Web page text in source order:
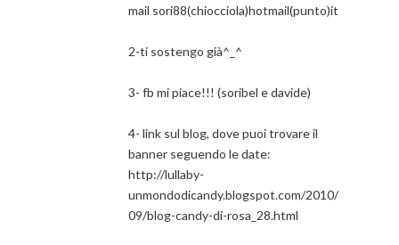
mail sori88(chiocciola)hotmail(punto)it
2-ti sostengo già^_^
3- fb mi piace!!! (soribel e davide)
4- link sul blog, dove puoi trovare il
banner seguendo le date:
http://lullaby-
unmondodicandy.blogspot.com/2010/
09/blog-candy-di-rosa_28.html